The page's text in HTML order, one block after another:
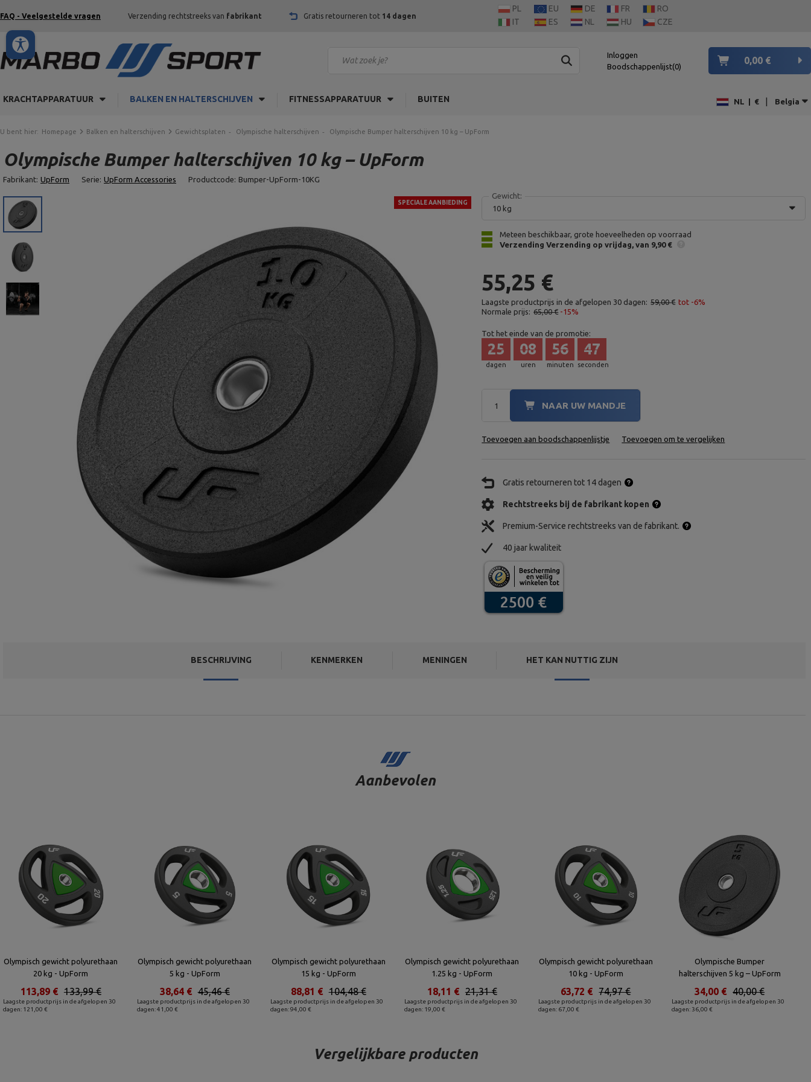
FAQ - Veelgestelde vragen Verzending rechtstreeks van fabrikant Gratis retourneren tot 14 dagen
PL EU DE FR
RO
IT
ES NL HU CZE
Inloggen
Boodschappenlijst 0
0,00 €
KRACHTAPPARATUUR BALKEN EN HALTERSCHIJVEN FITNESSAPPARATUUR BUITEN NL € | Belgia
U bent hier: Homepage Balken en halterschijven Gewichtsplaten Olympische halterschijven Olympische Bumper halterschijven 10 kg – UpForm
Olympische Bumper halterschijven 10 kg – UpForm
Fabrikant: UpForm Serie: UpForm Accessories Productcode: Bumper-UpForm-10KG
SPECIALE AANBIEDING
Gewicht:
10 kg
Meteen beschikbaar, grote hoeveelheden op voorraad
Verzending Verzending op vrijdag van 9,90 €
55,25 €
Laagste productprijs in de afgelopen 30 dagen: 59,00 € tot -6%
Normale prijs: 65,00 €-15%
Tot het einde van de promotie:
dagen
25
uren
08
minuten
56
seconden
46
NAAR UW MANDJE
Toevoegen aan boodschappenlijstje Toevoegen om te vergelijken
Gratis retourneren tot 14 dagen
Rechtstreeks bij de fabrikant kopen
Premium-Service rechtstreeks van de fabrikant.
40 jaar kwaliteit
BESCHRIJVING KENMERKEN MENINGEN HET KAN NUTTIG ZIJN
Aanbevolen
Olympisch gewicht polyurethaan
20 kg - UpForm
Laagste productprijs in de afgelopen 30
dagen: 121,00 €
133,99 €
113,89 €
Olympisch gewicht polyurethaan
5 kg - UpForm
Laagste productprijs in de afgelopen 30
dagen: 41,00 €
45,46 €
38,64 €
Olympisch gewicht polyurethaan
15 kg - UpForm
Laagste productprijs in de afgelopen 30
dagen: 94,00 €
104,48 €
88,81 €
Olympisch gewicht polyurethaan
1.25 kg - UpForm
Laagste productprijs in de afgelopen 30
dagen: 19,00 €
21,31 €
18,11 €
Olympisch gewicht polyurethaan
10 kg - UpForm
Laagste productprijs in de afgelopen 30
dagen: 67,00 €
74,97 €
63,72 €
Olympische Bumper
halterschijven 5 kg – UpForm
Laagste productprijs in de afgelopen 30
dagen: 36,00 €
40,00 €
34,00 €
Vergelijkbare producten